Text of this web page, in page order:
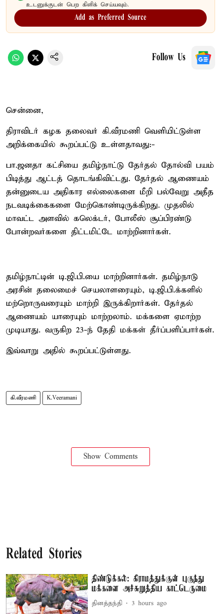
உடனுக்குடன் பெற கிளிக் செய்யவும்.
Add as Preferred Source
Follow Us
சென்னை,
திராவிடர் கழக தலைவர் கி.வீரமணி வெளியிட்டுள்ள
அறிக்கையில் கூறப்பட்டு உள்ளதாவது:-
பா.ஜனதா கட்சியை தமிழ்நாட்டு தேர்தல் தோல்வி பயம்
பிடித்து ஆட்டத் தொடங்கிவிட்டது. தேர்தல் ஆணையம்
தன்னுடைய அதிகார எல்லைகளை மீறி பல்வேறு அதீத
நடவடிக்கைகளை மேற்கொண்டிருக்கிறது. முதலில்
மாவட்ட அளவில் கலெக்டர், போலீஸ் சூப்பிரண்டு
போன்றவர்களை திட்டமிட்டே மாற்றினார்கள்.
தமிழ்நாட்டின் டி.ஜி.பி.யை மாற்றினார்கள். தமிழ்நாடு
அரசின் தலைமைச் செயலாளரையும், டி.ஜி.பி.க்களில்
மற்றொருவரையும் மாற்றி இருக்கிறார்கள். தேர்தல்
ஆணையம் யாரையும் மாற்றலாம். மக்களை ஏமாற்ற
முடியாது. வருகிற 23-ந் தேதி மக்கள் தீர்ப்பளிப்பார்கள்.
இவ்வாறு அதில் கூறப்பட்டுள்ளது.
கி.வீரமணி K.Veeramani
Show Comments
Related Stories
திண்டுக்கல்: கிராமத்துக்குள் புகுந்து
மக்களை அச்சுறுத்திய காட்டெருமை
தினத்தந்தி 3 hours ago